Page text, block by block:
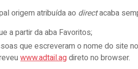
origem atribuída ao directacaba
a partir da aba Favoritos;
que escreveram o nome do site
www.adtail.agdireto no browser.